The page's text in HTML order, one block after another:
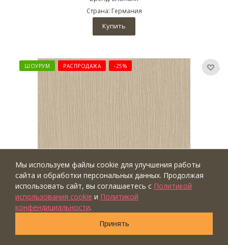
Страна: Германия
Купить
ШОУРУМ РАСПРОДАЖА -25%
Артикул: ER12103-30
2 108р /рулон
Мы используем файлы cookie для улучшения работы
сайта и обработки персональных данных. Продолжая
использовать сайт, вы соглашаетесь с Политикой
использования cookie и Политикой
конфендициальности.
Принять